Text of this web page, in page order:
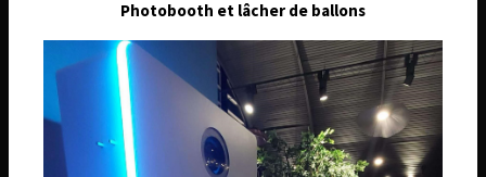
Photobooth et lâcher de ballons
Téléphone